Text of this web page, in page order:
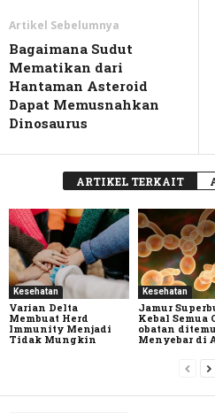
Artikel Sebelumnya
Bagaimana Sudut
Mematikan dari
Hantaman Asteroid
Dapat Memusnahkan
Dinosaurus
ARTIKEL TERKAIT
Kesehatan
Varian Delta
Membuat Herd
Immunity Menjadi
Tidak Mungkin
Kesehatan
Jamur
Kebal Semua
obatan
Menyebar di